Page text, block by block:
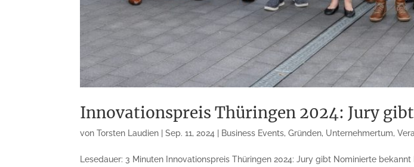
Innovationspreis Thüringen 2024: Jury
vonTorsten Laudien |Sep. 11, 2024 Business Events,Gründen, Unternehmertum,
Lesedauer: 3 Minuten Innovationspreis Thüringen 2024: Jury gibt Nominierte